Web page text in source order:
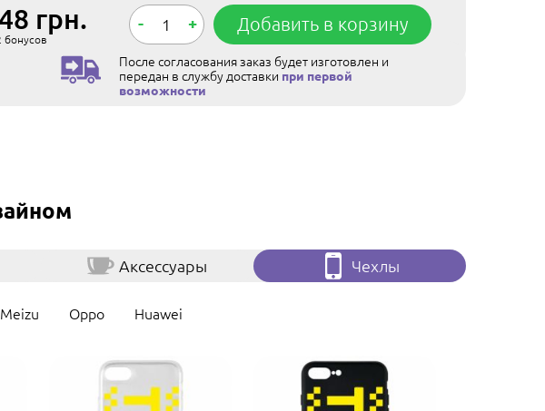
грн.
бонусов
- + Добавить в корзину
После согласования заказ будет изготовлен и
передан в службу доставки при первой
возможности
Аксессуары Чехлы
Meizu Oppo Huawei